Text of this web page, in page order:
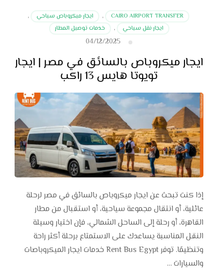
CAIRO AIRPORT TRANSFER
, ايجار ميكروباص سياحي
,
ايجار نقل سياحي
, خدمات توصيل المطار
04/12/2025
ايجار ميكروباص بالسائق في مصر | ايجار
تويوتا هايس 13 راكب
إذا كنت تبحث عن ايجار ميكروباص بالسائق في مصر لرحلة
عائلية، أو انتقال مجموعة سياحية، أو استقبال من مطار
القاهرة، أو رحلة إلى الساحل الشمالي، فإن اختيار وسيلة
النقل المناسبة يساعدك على الاستمتاع برحلة أكثر راحة
وتنظيمًا. توفر Rent Bus Egypt خدمات ايجار الميكروباصات
والسيارات …